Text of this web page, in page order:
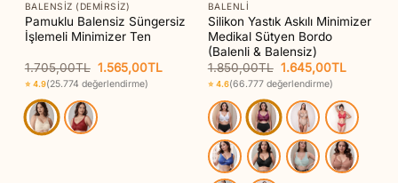
BALENSIZ (DEMIRSIZ)
Pamuklu Balensiz Süngersiz
İşlemeli Minimizer Ten
1.705,00TL Orijinal
fiyat:
1.705,00TL.
1.565,00TL
1.565,00TL.
⭐ 4.9(25.774 değerlendirme)
BALENLI
Silikon Yastık Askılı Minimizer
Medikal Sütyen Bordo
(Balenli & Balensiz)
1.850,00TL Orijinal
fiyat:
1.850,00TL.
1.645,00TL
⭐ 4.6(66.777 değerlendirme)